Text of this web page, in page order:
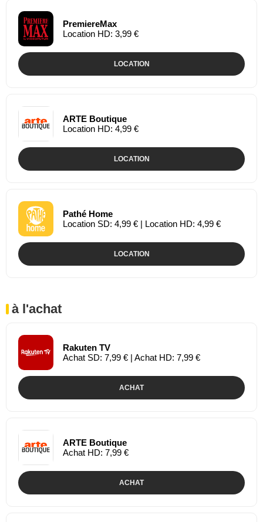
PremiereMax
Location HD: 3,99 €
LOCATION
ARTE Boutique
Location HD: 4,99 €
LOCATION
Pathé Home
Location SD: 4,99 € | Location HD: 4,99 €
LOCATION
à l'achat
Rakuten TV
Achat SD: 7,99 € | Achat HD: 7,99 €
ACHAT
ARTE Boutique
Achat HD: 7,99 €
ACHAT